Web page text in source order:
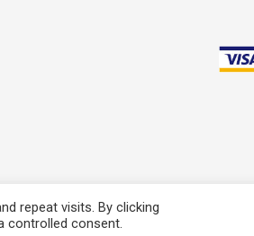
repeat visits. By clicking
controlled consent.